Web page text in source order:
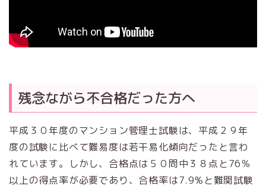
残念ながら不合格だった方へ
平成３０年度のマンション管理士試験は、平成２９年
度の試験に比べて難易度は若干易化傾向だったと言わ
れています。しかし、合格点は５０問中３８点と76％
以上の得点率が必要であり、合格率は7.9%と難関試験